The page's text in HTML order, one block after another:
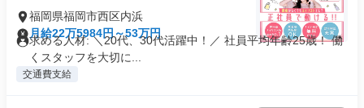
福岡県福岡市西区内浜
月給22万5984円～53万円
求める人材: ＼20代、30代活躍中！／ 社員平均年齢25歳！ 働
くスタッフを大切に...
交通費支給